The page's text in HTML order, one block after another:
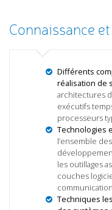
Connaissance
Différents
réalisation de
architectures
exécutifs
processeurs
Technologies
l’ensemble
les outillages
couches
Techniques